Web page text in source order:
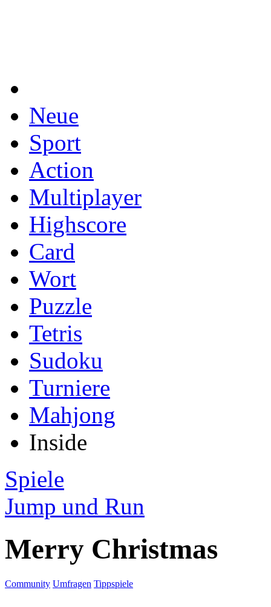
Neue
Sport
Action
Multiplayer
Highscore
Card
Wort
Puzzle
Tetris
Sudoku
Turniere
Mahjong
Inside
Spiele
Jump und Run
Merry Christmas
Community Umfragen Tippspiele